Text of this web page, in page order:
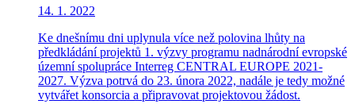
14. 1. 2022
Ke dnešnímu dni uplynula více než polovina lhůty na
předkládání projektů 1. výzvy programu nadnárodní evropské
územní spolupráce Interreg CENTRAL EUROPE 2021-
2027. Výzva potrvá do 23. února 2022, nadále je tedy možné
vytvářet konsorcia a připravovat projektovou žádost.